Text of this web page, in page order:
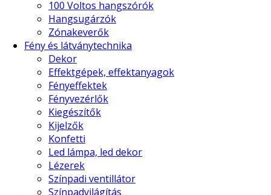
100 Voltos hangszórók
Hangsugárzók
Zónakeverők
Fény és látványtechnika
Dekor
Effektgépek, effektanyagok
Fényeffektek
Fényvezérlők
Kiegészítők
Kijelzők
Konfetti
Led lámpa, led dekor
Lézerek
Színpadi ventillátor
Színpadvilágítás